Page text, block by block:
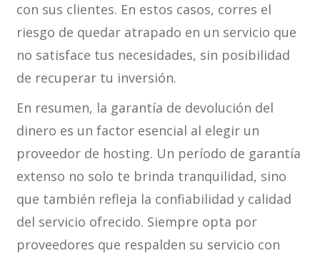
con sus clientes. En estos casos, corres el
riesgo de quedar atrapado en un servicio que
no satisface tus necesidades, sin posibilidad
de recuperar tu inversión.
En resumen, la garantía de devolución del
dinero es un factor esencial al elegir un
proveedor de hosting. Un período de garantía
extenso no solo te brinda tranquilidad, sino
que también refleja la confiabilidad y calidad
del servicio ofrecido. Siempre opta por
proveedores que respalden su servicio con